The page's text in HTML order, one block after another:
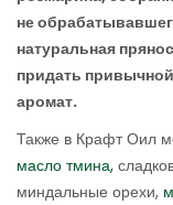
не
натуральная
придать
аромат.
Также в Крафт Оил
масло тмина,
миндальные орехи,